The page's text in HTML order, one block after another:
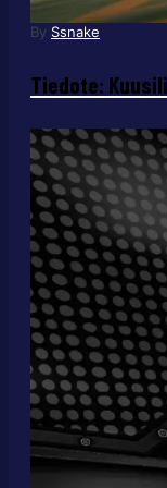
By Ssnake
Tiedote: